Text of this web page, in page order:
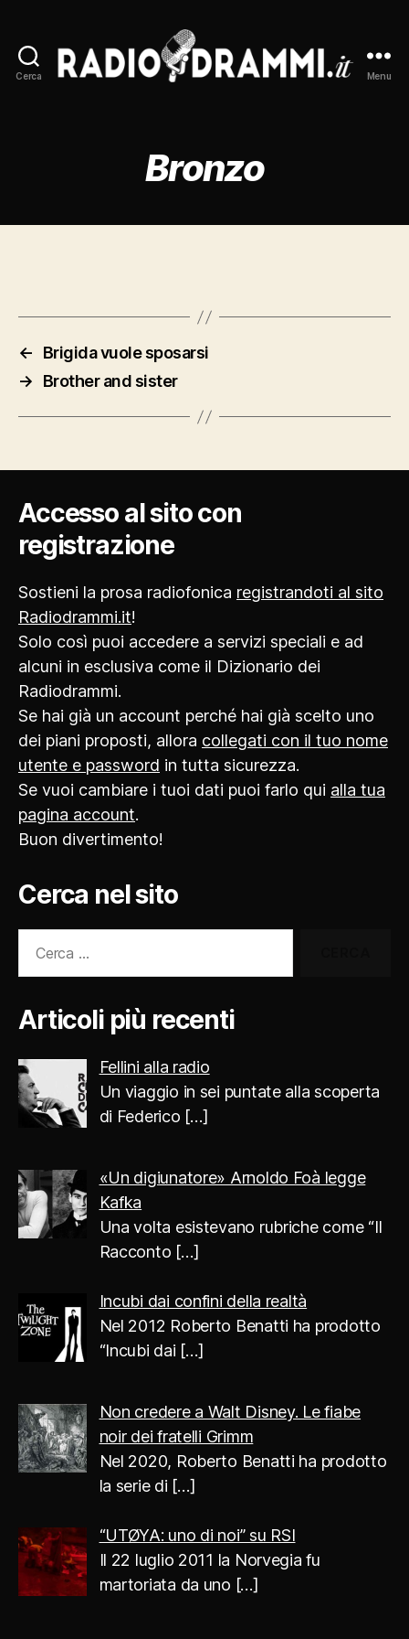
Cerca Menu
Bronzo
←
Brigida vuole sposarsi
→
Brother and sister
Accesso al sito con
registrazione
Sostieni la prosa radiofonica registrandoti al sito
Radiodrammi.it!
Solo così puoi accedere a servizi speciali e ad
alcuni in esclusiva come il Dizionario dei
Radiodrammi.
Se hai già un account perché hai già scelto uno
dei piani proposti, allora collegati con il tuo nome
utente e password in tutta sicurezza.
Se vuoi cambiare i tuoi dati puoi farlo qui alla tua
pagina account.
Buon divertimento!
Cerca nel sito
Articoli più recenti
Fellini alla radio
Un viaggio in sei puntate alla scoperta
di Federico […]
«Un digiunatore» Arnoldo Foà legge
Kafka
Una volta esistevano rubriche come “Il
Racconto […]
Incubi dai confini della realtà
Nel 2012 Roberto Benatti ha prodotto
“Incubi dai […]
Non credere a Walt Disney. Le fiabe
noir dei fratelli Grimm
Nel 2020, Roberto Benatti ha prodotto
la serie di […]
“UTØYA: uno di noi” su RSI
Il 22 luglio 2011 la Norvegia fu
martoriata da uno […]